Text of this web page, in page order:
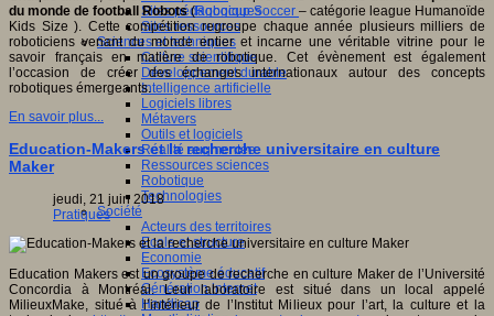
Sites pédagogiques
Sites ressources
Sciences et techniques
Culture scientifique
Développement durable
Intelligence artificielle
Logiciels libres
Métavers
Outils et logiciels
Réalité augmentée
Ressources sciences
Robotique
Technologies
Société
Acteurs des territoires
Ecole et structure
Economie
Ecosystème éducatif
Génération internet
Handicap
du monde de football Robots(Robocup Soccer – catégorie league Humanoïde
Kids Size ). Cette compétition regroupe chaque année plusieurs milliers de
roboticiens venant du monde entier et incarne une véritable vitrine pour le
savoir français en matière de robotique. Cet évènement est également
l’occasion de créer des échanges internationaux autour des concepts
robotiques émergeants.
En savoir plus...
Education-Makers et la recherche universitaire en culture
Maker
jeudi, 21 juin 2018
Pratiques
Education Makers est un groupe de recherche en culture Maker de l’Université
Concordia à Montréal. Leur laboratoire est situé dans un local appelé
MilieuxMake, situé à l’intérieur de l’Institut Milieux pour l’art, la culture et la